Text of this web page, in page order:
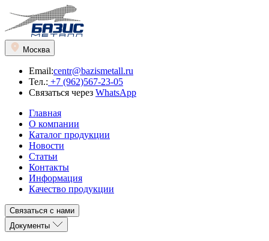
Москва
Email:centr@bazismetall.ru
Тел.: +7 (962)567-23-05
Связаться через WhatsApp
Главная
О компании
Каталог продукции
Новости
Статьи
Контакты
Информация
Качество продукции
Связаться с нами
Документы